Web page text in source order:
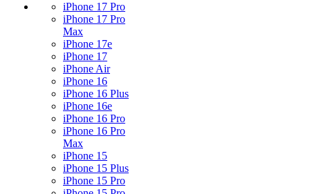
iPhone 17 Pro
iPhone 17 Pro
Max
iPhone 17e
iPhone 17
iPhone Air
iPhone 16
iPhone 16 Plus
iPhone 16e
iPhone 16 Pro
iPhone 16 Pro
Max
iPhone 15
iPhone 15 Plus
iPhone 15 Pro